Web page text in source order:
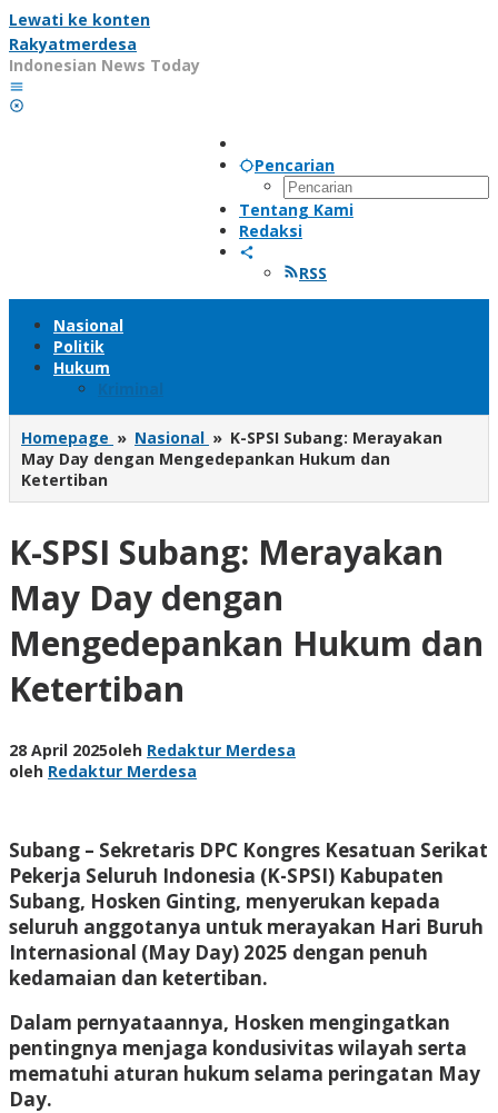
Lewati ke konten
Rakyatmerdesa
Indonesian News Today
Pencarian
Tentang Kami
Redaksi
RSS
Nasional
Politik
Hukum
Kriminal
Homepage » Nasional » K-SPSI Subang: Merayakan
May Day dengan Mengedepankan Hukum dan
Ketertiban
K-SPSI Subang: Merayakan
May Day dengan
Mengedepankan Hukum dan
Ketertiban
28 April 2025oleh Redaktur Merdesa
oleh Redaktur Merdesa
Subang – Sekretaris DPC Kongres Kesatuan Serikat
Pekerja Seluruh Indonesia (K-SPSI) Kabupaten
Subang, Hosken Ginting, menyerukan kepada
seluruh anggotanya untuk merayakan Hari Buruh
Internasional (May Day) 2025 dengan penuh
kedamaian dan ketertiban.
Dalam pernyataannya, Hosken mengingatkan
pentingnya menjaga kondusivitas wilayah serta
mematuhi aturan hukum selama peringatan May
Day.